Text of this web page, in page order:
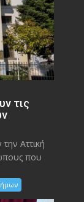
τις
Αττική
που